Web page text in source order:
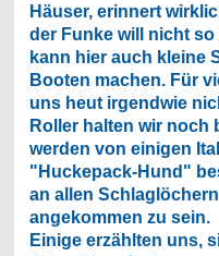
Häuser, erinnert
der Funke will nicht
kann hier auch kleine
Booten machen. Für
uns heut irgendwie
Roller halten wir noch
werden von einigen
"Huckepack-Hund"
an allen
angekommen zu sein.
Einige erzählten uns,